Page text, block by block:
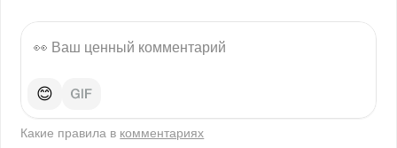
😊
Какие правила в комментариях